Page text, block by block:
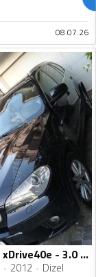
08.07.26
BMW - X5 xDrive40e - 3.0 Diesel
2012 Dizel